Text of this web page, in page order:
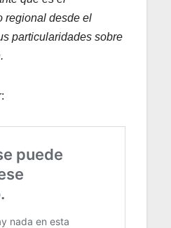
regional desde el
particularidades sobre